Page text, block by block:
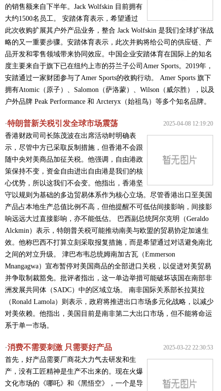
的销售额来自下半年。Jack Wolfskin 目前拥有
大约1500名员工。 安踏体育表示，希望通过
此次收购扩展其户外产品业务，整合 Jack Wolfskin 是我们全球扩张战
略的又一重要步骤。安踏体育表示，此次并购将给公司的供应链、产
品开发和零售领域带来协同效应。中国企业安踏体育在国际上的知名
度主要来自于旗下已在纽约上市的芬兰子公司Amer Sports。2019年，
安踏通过一家财团参与了Amer Sports的收购行动。 Amer Sports 旗下
拥有Atomic（原子）、Salomon（萨洛蒙）、Wilson（威尔胜），以及
户外品牌 Peak Performance 和 Arcteryx（始祖鸟）等多个知名品牌。
2025-04-08 12:19:20
·特朗普新关税引发全球市场震荡
香港财政司司长陈茂波在出席活动时明确表
示，尽管中方已采取反制措施，但香港不会跟
随中央对美商品加征关税。他强调，自由港政
策保持不变，资金自由进出自由港是我们的核
心优势，所以这我们不会变。他指出，香港坚
守以规则为基础的多边贸易体系作为核心立场。尽管香港出口至美国
产品占本地生产总值比例不高，但他提醒不可低估间接影响，间接影
响远远大过直接影响，亦不能低估。 巴西副总统阿尔克明（Geraldo
Alckmin）表示，特朗普关税可能推动南美与欧盟的贸易协定加速生
效。他称巴西不打算立刻采取报复措施，而是希望通过对话避免南北
之间的对立升级。 津巴布韦总统姆南加古瓦（Emmerson
Mnangagwa）宣布暂停对美国商品的全部进口关税，以促进对美贸易
并争取制裁豁免。批评者指出，这一单边举措可能破坏该国在南部非
洲发展共同体（SADC）中的区域立场。 南非国际关系部长拉莫拉
（Ronald Lamola）则表示，政府将推进出口市场多元化战略，以减少
对美依赖。他指出，美国目前是南非第二大出口市场，但不能将命运
系于单一市场。
2025-03-22 22:30:53
·消费不需要刺激 只需要好产品
首先，好产品需要厂商花大力气去研发和生
产，没有工匠精神是生产不出来的。现在火爆
文化市场的《哪吒》和《黑悟空》，一个是导